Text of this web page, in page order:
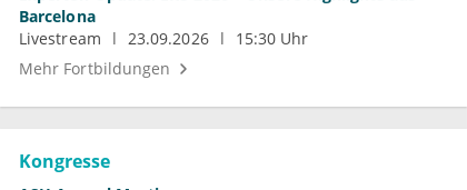
Barcelona
Livestream
23.09.2026
15:30 Uhr
Mehr Fortbildungen
Kongresse